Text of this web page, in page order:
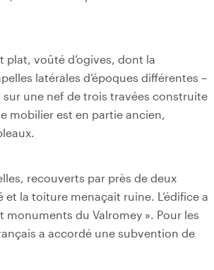
voûté d’ogives, dont la
latérales d’époques différentes –
sur une nef de trois travées construite
mobilier est en partie ancien,
recouverts par près de deux
la toiture menaçait ruine. L’édifice a
monuments du Valromey ». Pour les
a accordé une subvention de